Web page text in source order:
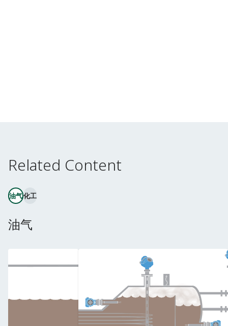
Related Content
油气化工
油气